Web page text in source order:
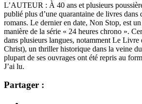
L’AUTEUR : À 40 ans et plusieurs
publié plus d’une quarantaine de livres dans
romans. Le dernier en date, Non Stop, est
manière de la série « 24 heures chrono ».
dans plusieurs langues, notamment Le Livre
Christ), un thriller historique dans la veine
plupart de ses ouvrages ont été repris au
J’ai lu.
Partager :